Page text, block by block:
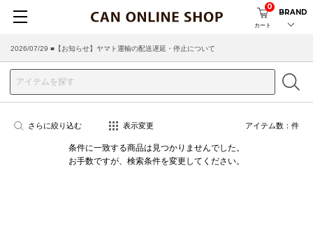
カート
0
BRAND
2026/07/29 ■【お知らせ】ヤマト運輸の配送遅延・停止について
さらに絞り込む 表示変更 アイテム数： 件
条件に一致する商品は見つかりませんでした。
お手数ですが、検索条件を変更してください。